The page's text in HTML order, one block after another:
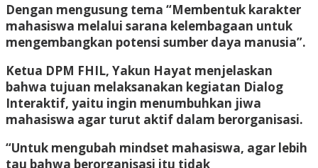
Dengan mengusung tema “Membentuk karakter
mahasiswa melalui sarana kelembagaan untuk
mengembangkan potensi sumber daya manusia”.
Ketua DPM FHIL, Yakun Hayat menjelaskan
bahwa tujuan melaksanakan kegiatan Dialog
Interaktif, yaitu ingin menumbuhkan jiwa
mahasiswa agar turut aktif dalam berorganisasi.
“Untuk mengubah mindset mahasiswa, agar lebih
tau bahwa berorganisasi itu tidak